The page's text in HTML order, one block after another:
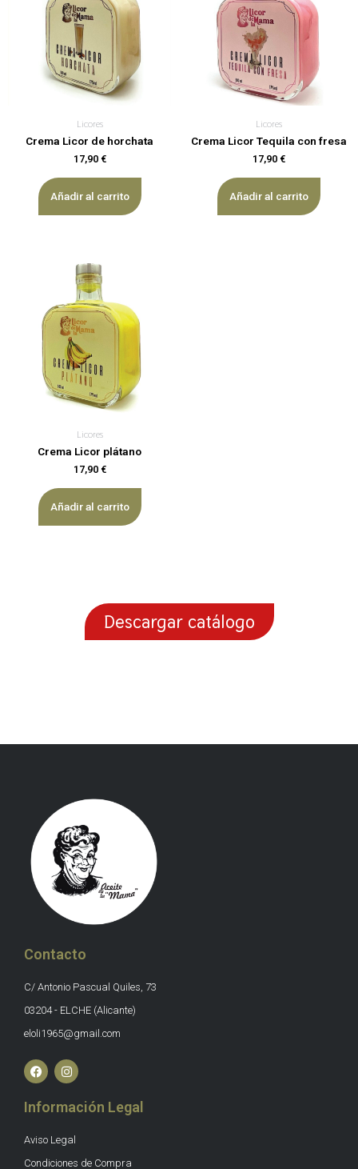
Licores
Crema Licor de horchata
17,90 €
Añadir al carrito
Licores
Crema Licor Tequila con fresa
17,90 €
Añadir al carrito
Licores
Crema Licor plátano
17,90 €
Añadir al carrito
Descargar catálogo
Contacto
C/ Antonio Pascual Quiles, 73
03204 - ELCHE (Alicante)
eloli1965@gmail.com
Información Legal
Aviso Legal
Condiciones de Compra